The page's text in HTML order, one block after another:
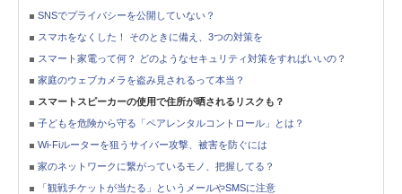
SNSでプライバシーを公開していない？
スマホをなくした！ そのときに備え、3つの対策を
スマート家電って何？ どのようなセキュリティ対策をすればいいの？
家庭のウェブカメラを盗み見されるって本当？
スマートスピーカーの使用で住所が晒されるリスクも？
子どもを危険から守る「ペアレンタルコントロール」とは？
Wi-Fiルーターを狙うサイバー攻撃、被害を防ぐには
家のネットワークに繋がっているモノ、把握してる？
「観戦チケットが当たる」というメールやSMSに注意